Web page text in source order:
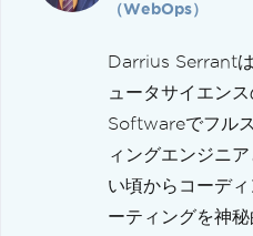
（WebOps）
Darrius Serrant
ュータサイエン
Softwareでフル
ィングエンジニ
い頃からコーデ
ーティングを神